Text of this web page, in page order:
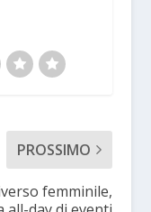
PROSSIMO
femminile,